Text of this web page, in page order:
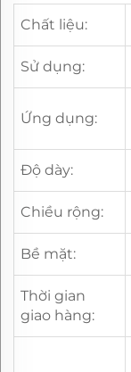
Chất liệu:
Sử dụng:
Ứng dụng:
Độ dày:
Chiều rộng:
Bề mặt:
Thời gian
giao hàng: